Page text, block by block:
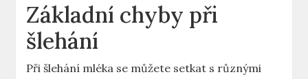
Základní chyby při
šlehání
Při šlehání⁤ mléka se můžete setkat s různými